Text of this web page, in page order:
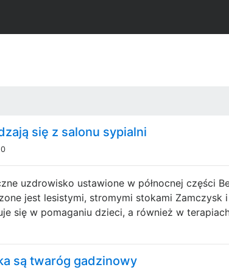
się z salonu sypialni
0
uzdrowisko ustawione w północnej części
jest lesistymi, stromymi stokami Zamczysk
się w pomaganiu dzieci, a również w
są twaróg gadzinowy